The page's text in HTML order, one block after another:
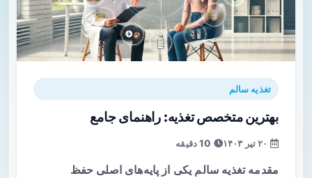
تغذیه سالم
بهترین متخصص تغذیه: راهنمای جامع
مقدمه تغذیه سالم یکی از پایه‌های اصلی حفظ